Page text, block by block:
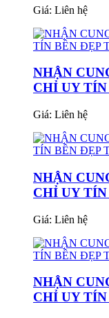
Giá: Liên hệ
NHẬN
CHỈ UY
Giá: Liên hệ
NHẬN
CHỈ UY
Giá: Liên hệ
NHẬN
CHỈ UY